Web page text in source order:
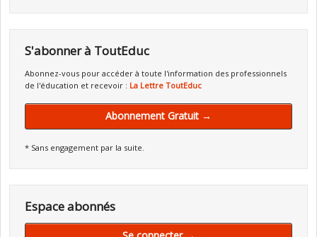
S'abonner à ToutEduc
Abonnez-vous pour accéder à toute l'information des professionnels
de l'éducation et recevoir : La Lettre ToutEduc
Abonnement Gratuit →
* Sans engagement par la suite.
Espace abonnés